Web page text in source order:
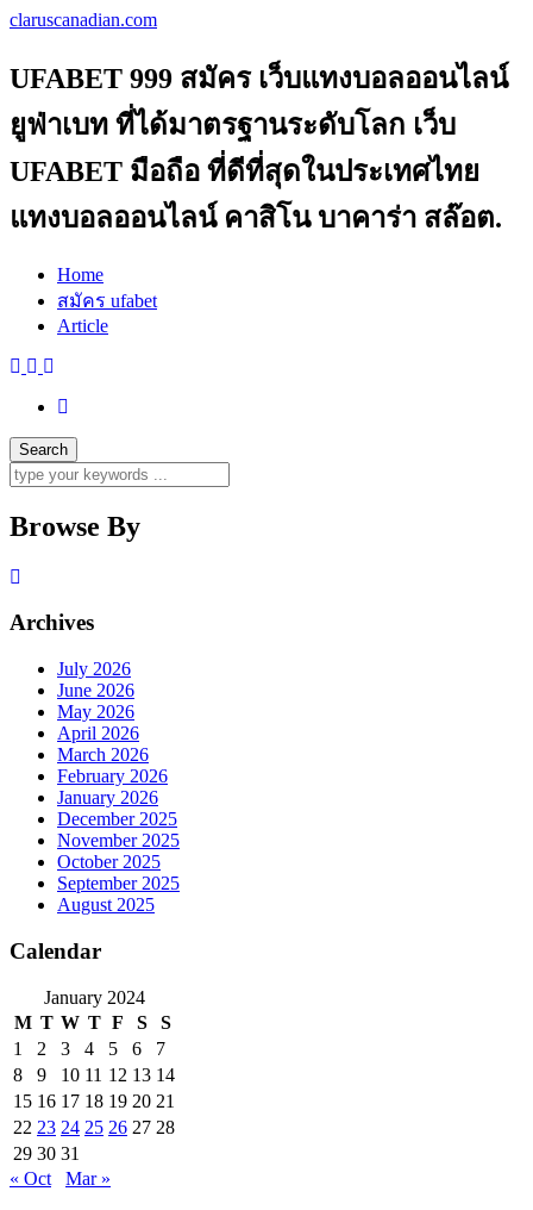
claruscanadian.com
UFABET 999 สมัคร เว็บแทงบอลออนไลน์
ยูฟ่าเบท ที่ได้มาตรฐานระดับโลก เว็บ
UFABET มือถือ ที่ดีที่สุดในประเทศไทย
แทงบอลออนไลน์ คาสิโน บาคาร่า สล๊อต.
Home
สมัคร ufabet
Article
Browse By
Archives
July 2026
June 2026
May 2026
April 2026
March 2026
February 2026
January 2026
December 2025
November 2025
October 2025
September 2025
August 2025
Calendar
January 2024
M T W T F S
S
1
2 3 4 5 6
7
8
9 10 11 12 13 14
15 16 17 18 19 20 21
22 23 24 25 26 27 28
29 30 31
« Oct
Mar »